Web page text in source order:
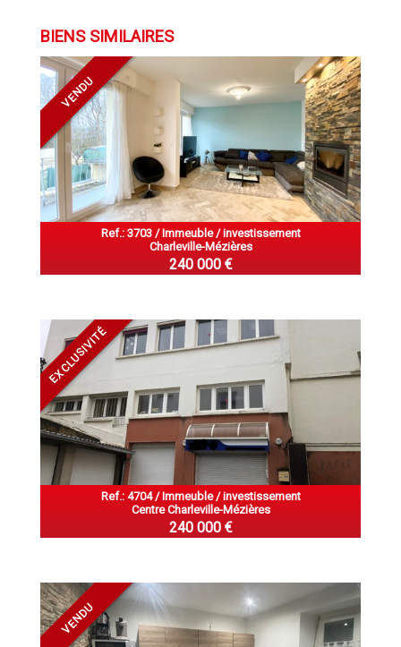
BIENS SIMILAIRES
VENDU
Ref.: 3703 / Immeuble / investissement
Charleville-Mézières
240 000 €
EXCLUSIVITÉ
Ref.: 4704 / Immeuble / investissement
Centre Charleville-Mézières
240 000 €
VENDU